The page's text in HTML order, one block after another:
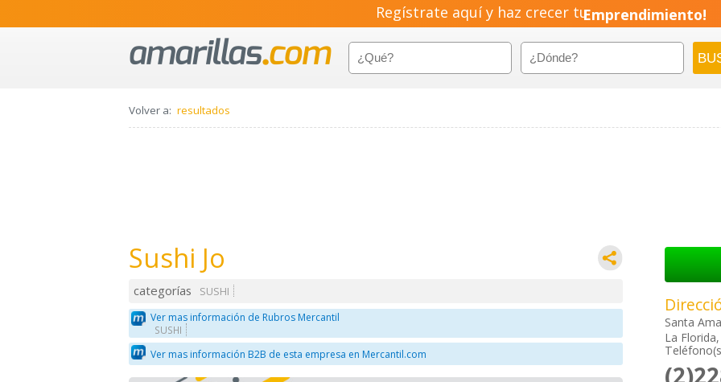
Regístrate aquí y haz crecer tuEmprendimiento!
Volver a: resultados
Sushi Jo
categorías
SUSHI
Ver mas información de Rubros Mercantil
SUSHI
Ver mas información B2B de esta empresa en Mercantil.com
Santa
La